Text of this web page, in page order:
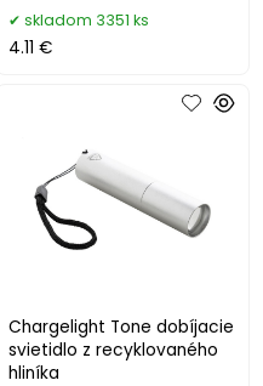
skladom 3351 ks
4.11 €
Chargelight Tone dobíjacie
svietidlo z recyklovaného
hliníka